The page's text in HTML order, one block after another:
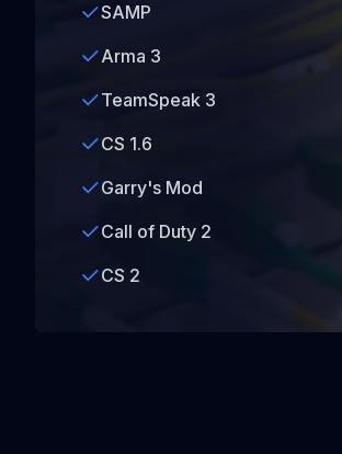
SAMP
Arma 3
TeamSpeak 3
CS 1.6
Garry's Mod
Call of Duty 2
CS 2